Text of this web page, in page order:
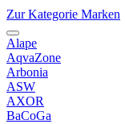
Zur Kategorie Marken
Alape
AqvaZone
Arbonia
ASW
AXOR
BaCoGa